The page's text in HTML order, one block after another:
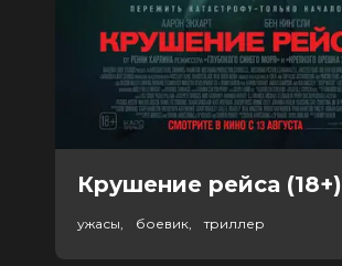
Крушение рейса (18+)
ужасы, боевик, триллер